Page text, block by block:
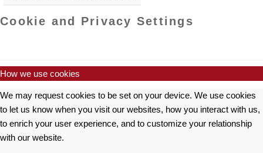
Cookie and Privacy Settings
How we use cookies
We may request cookies to be set on your device. We use cookies
to let us know when you visit our websites, how you interact with us,
to enrich your user experience, and to customize your relationship
with our website.